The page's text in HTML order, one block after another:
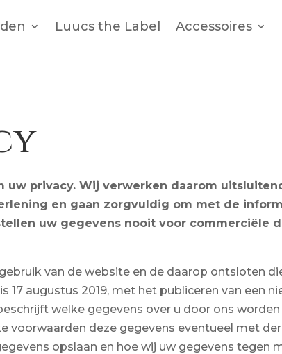
Luucs the Label Accessoires
uw privacy. Wij verwerken daarom
en gaan zorgvuldig om met de
uw gegevens nooit voor commerciële
van de website en de daarop ontsloten
17 augustus 2019, met het publiceren van een
welke gegevens over u door ons
voorwaarden deze gegevens eventueel met
opslaan en hoe wij uw gegevens tegen